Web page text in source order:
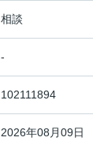
相談
-
102111894
2026年08月09日